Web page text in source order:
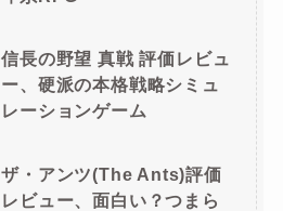
信長の野望 真戦 評価レビュ
ー、硬派の本格戦略シミュ
レーションゲーム
ザ・アンツ(The Ants)評価
レビュー、面白い？つまら